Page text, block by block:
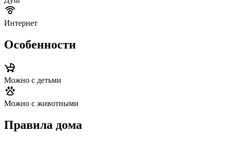
Интернет
Особенности
Можно с детьми
Можно с животными
Правила дома